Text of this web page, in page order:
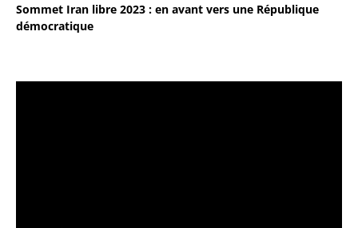
Sommet Iran libre 2023 : en avant vers une République
démocratique